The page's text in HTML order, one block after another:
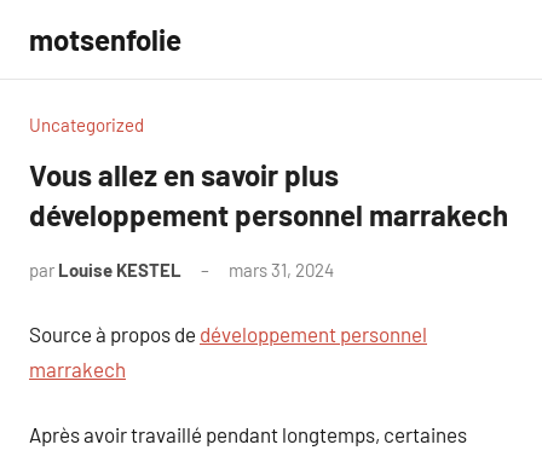
contenu
motsenfolie
Uncategorized
Vous allez en savoir plus
développement personnel marrakech
par Louise KESTEL mars 31, 2024
Source à propos de développement personnel
marrakech
Après avoir travaillé pendant longtemps, certaines